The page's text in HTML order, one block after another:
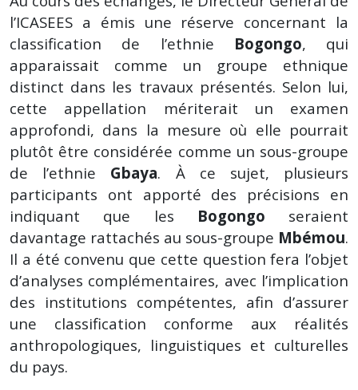
l’ICASEES a émis une réserve concernant la
classification de l’ethnie Bogongo, qui
apparaissait comme un groupe ethnique
distinct dans les travaux présentés. Selon lui,
cette appellation mériterait un examen
approfondi, dans la mesure où elle pourrait
plutôt être considérée comme un sous-groupe
de l’ethnie Gbaya. À ce sujet, plusieurs
participants ont apporté des précisions en
indiquant que les Bogongo seraient
davantage rattachés au sous-groupe Mbémou.
Il a été convenu que cette question fera l’objet
d’analyses complémentaires, avec l’implication
des institutions compétentes, afin d’assurer
une classification conforme aux réalités
anthropologiques, linguistiques et culturelles
du pays.